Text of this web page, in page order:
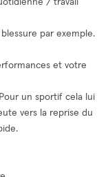
/ travail
par exemple.
et votre
un sportif cela lui
vers la reprise du